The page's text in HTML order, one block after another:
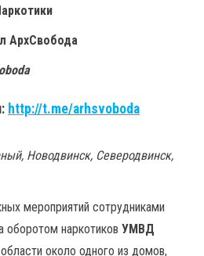
АрхСвобода
http://t.me/arhsvoboda
Новодвинск, Северодвинск,
мероприятий сотрудниками
оборотом наркотиков УМВД
около одного из домов,